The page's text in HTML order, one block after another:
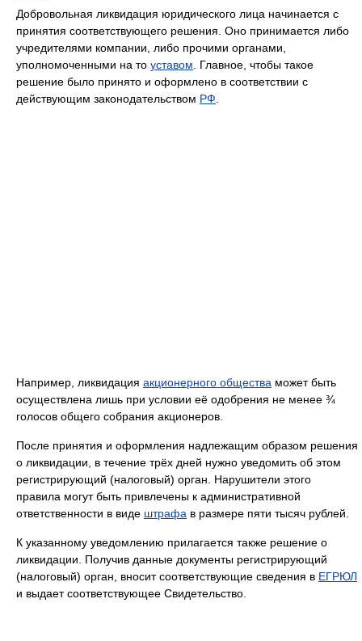
Добровольная ликвидация юридического лица начинается с
принятия соответствующего решения. Оно принимается либо
учредителями компании, либо прочими органами,
уполномоченными на то уставом . Главное, чтобы такое
решение было принято и оформлено в соответствии с
действующим законодательством РФ
Например, ликвидация акционерного общества может быть
осуществлена лишь при условии её одобрения не менее ¾
голосов общего собрания акционеров.
После принятия и оформления надлежащим образом решения
о ликвидации, в течение трёх дней нужно уведомить об этом
регистрирующий (налоговый) орган. Нарушители этого
правила могут быть привлечены к административной
ответственности в виде штрафа в размере пяти тысяч рублей.
К указанному уведомлению прилагается также решение о
ликвидации. Получив данные документы регистрирующий
(налоговый) орган, вносит соответствующие сведения в ЕГРЮЛ
и выдает соответствующее Свидетельство.